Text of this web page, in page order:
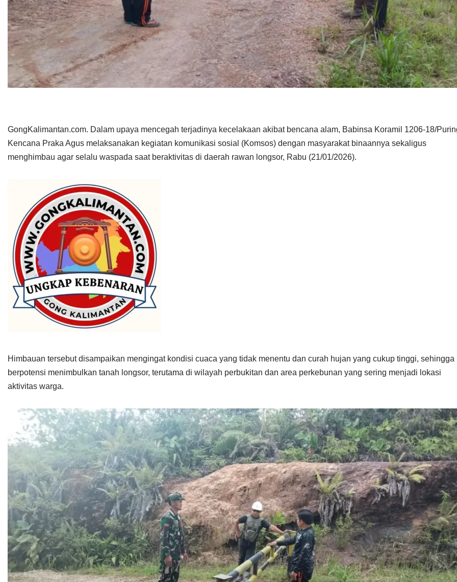
GongKalimantan.com. Dalam upaya mencegah terjadinya kecelakaan akibat bencana alam, Babinsa Koramil 1206-18/
Kencana Praka Agus melaksanakan kegiatan komunikasi sosial (Komsos) dengan masyarakat binaannya sekaligus
menghimbau agar selalu waspada saat beraktivitas di daerah rawan longsor, Rabu (21/01/2026).
Himbauan tersebut disampaikan mengingat kondisi cuaca yang tidak menentu dan curah hujan yang cukup tinggi, sehingga
berpotensi menimbulkan tanah longsor, terutama di wilayah perbukitan dan area perkebunan yang sering menjadi lokasi
aktivitas warga.